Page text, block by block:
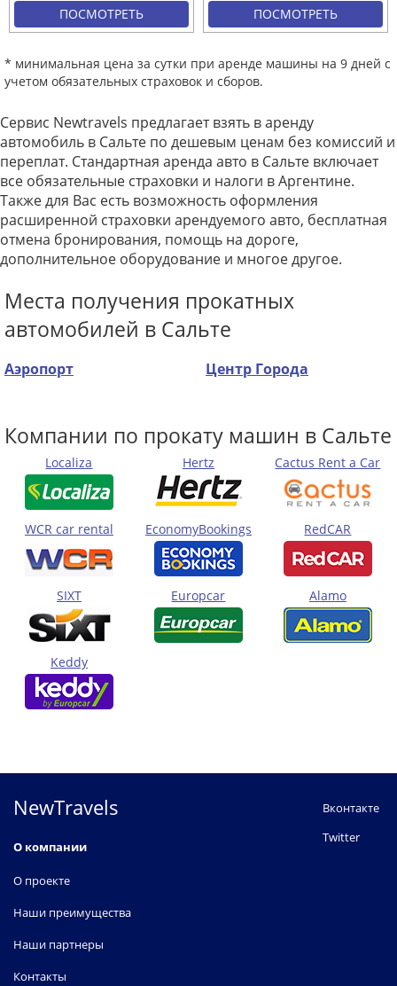
ПОСМОТРЕТЬ ПОСМОТРЕТЬ
* минимальная цена за сутки при аренде машины на 9 дней с
учетом обязательных страховок и сборов.
Сервис Newtravels предлагает взять в аренду
автомобиль в Сальте по дешевым ценам без комиссий и
переплат. Стандартная аренда авто в Сальте включает
все обязательные страховки и налоги в Аргентине.
Также для Вас есть возможность оформления
расширенной страховки арендуемого авто, бесплатная
отмена бронирования, помощь на дороге,
дополнительное оборудование и многое другое.
Места получения прокатных
автомобилей в Сальте
Аэропорт Центр Города
Компании по прокату машин в Сальте
Localiza Hertz Cactus Rent a Car
WCR car rental EconomyBookings RedCAR
SIXT Europcar Alamo
Keddy
NewTravels
О компании
О проекте
Наши преимущества
Наши партнеры
Контакты
Вконтакте
Twitter